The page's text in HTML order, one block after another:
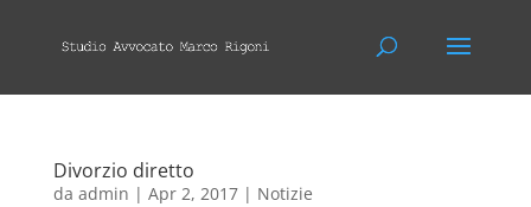
Divorzio diretto
da admin | Apr 2, 2017| Notizie